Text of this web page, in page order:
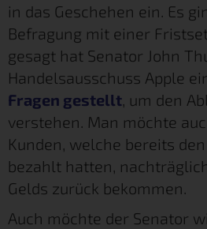
in das Geschehen ein. Es
Befragung mit einer
gesagt hat Senator John
Handelsausschuss Apple
Fragen gestellt, um den
verstehen. Man möchte
Kunden, welche bereits
bezahlt hatten,
Gelds zurück bekommen.
Auch möchte der Senator